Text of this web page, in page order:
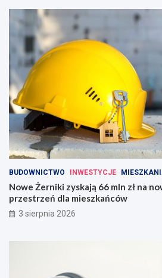
BUDOWNICTWO INWESTYCJE
Nowe Żerniki zyskają 66 mln zł na
przestrzeń dla mieszkańców
3 sierpnia 2026